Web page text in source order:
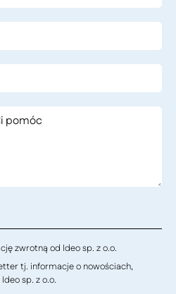
zwrotną od Ideo sp. z o.o.
tj. informacje o nowościach,
sp. z o.o.